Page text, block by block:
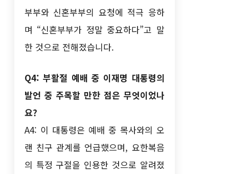
부부와 신혼부부의 요청에 적극 응하
며 “신혼부부가 정말 중요하다”고 말
한 것으로 전해졌습니다.
Q4: 부활절 예배 중 이재명 대통령의
발언 중 주목할 만한 점은 무엇이었나
요?
A4: 이 대통령은 예배 중 목사와의 오
랜 친구 관계를 언급했으며, 요한복음
의 특정 구절을 인용한 것으로 알려졌